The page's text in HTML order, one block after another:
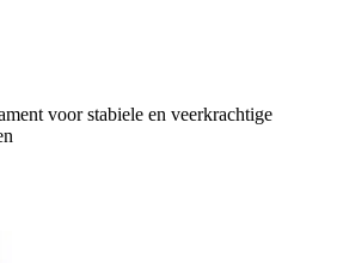
voor stabiele en veerkrachtige